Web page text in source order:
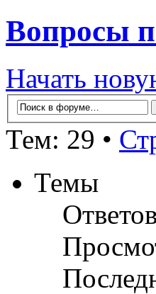
Вопросы
Начать
Тем: 29 •
Темы
Ответов